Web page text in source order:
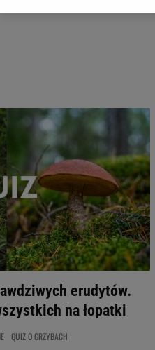
erudytów.
na łopatki
QUIZ O GRZYBACH
Przechowywanie informacji na
badnie odbiorców i ulepszanie